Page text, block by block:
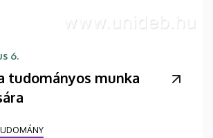
6.
tudományos munka